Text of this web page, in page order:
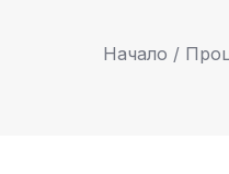
Начало /